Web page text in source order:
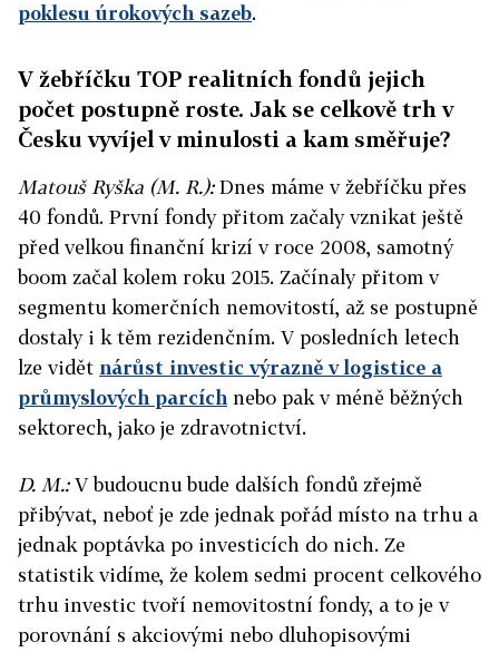
poklesu úrokových sazeb.
V žebříčku TOP realitních fondů jejich
počet postupně roste. Jak se celkově trh v
Česku vyvíjel v minulosti a kam směřuje?
Matouš Ryška (M. R.):Dnes máme v žebříčku přes
40 fondů. První fondy přitom začaly vznikat ještě
před velkou finanční krizí v roce 2008, samotný
boom začal kolem roku 2015. Začínaly přitom v
segmentu komerčních nemovitostí, až se postupně
dostaly i k těm rezidenčním. V posledních letech
lze vidět nárůst investic výrazně v logistice a
průmyslových parcích nebo pak v méně běžných
sektorech, jako je zdravotnictví.
D. M.:V budoucnu bude dalších fondů zřejmě
přibývat, neboť je zde jednak pořád místo na trhu a
jednak poptávka po investicích do nich. Ze
statistik vidíme, že kolem sedmi procent celkového
trhu investic tvoří nemovitostní fondy, a to je v
porovnání s akciovými nebo dluhopisovými